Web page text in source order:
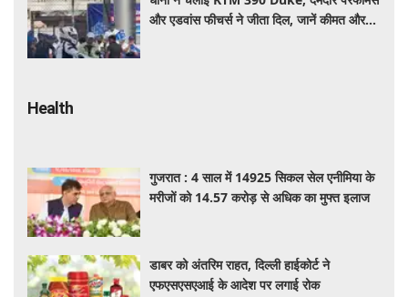
और एडवांस फीचर्स ने जीता दिल, जानें कीमत और
Health
गुजरात : 4 साल में 14925 सिकल सेल एनीमिया के
मरीजों को 14.57 करोड़ से अधिक का मुफ्त इलाज
डाबर को अंतरिम राहत, दिल्ली हाईकोर्ट ने
एफएसएसएआई के आदेश पर लगाई रोक